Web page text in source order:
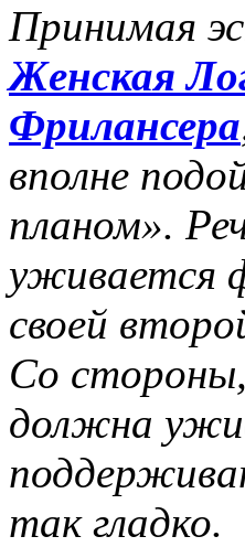
Принимая
Женская
Фрилансера
вполне
планом».
уживается
своей
Со
должна
так гладко.